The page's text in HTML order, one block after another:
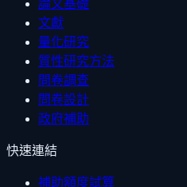
論文基礎
文獻
量化研究
質性研究方法
問卷調查
問卷設計
政府補助
快速連結
補助額度試算